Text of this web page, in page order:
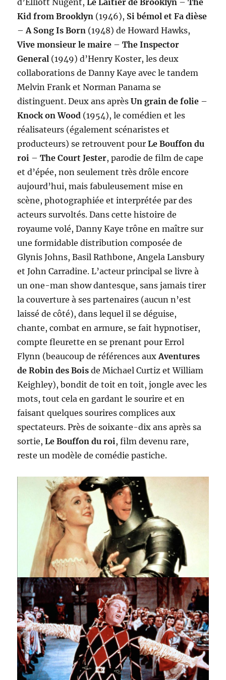
d’Elliott Nugent,Le Laitier de Brooklyn –The
Kid from Brooklyn (1946), Si bémol et Fa dièse
–A Song Is Born (1948) de Howard Hawks,
Vive monsieur le maire – The Inspector
General (1949) d’Henry Koster, les deux
collaborations de Danny Kaye avec le tandem
Melvin Frank et Norman Panama se
distinguent. Deux ans aprèsUn grain de folie –
Knock on Wood (1954), le comédien et les
réalisateurs (également scénaristes et
producteurs) se retrouvent pourLe Bouffon du
roi –The Court Jester, parodie de film de cape
et d’épée, non seulement très drôle encore
aujourd’hui, mais fabuleusement mise en
scène, photographiée et interprétée par des
acteurs survoltés. Dans cette histoire de
royaume volé, Danny Kaye trône en maître sur
une formidable distribution composée de
Glynis Johns, Basil Rathbone, Angela Lansbury
et John Carradine. L’acteur principal se livre à
un one-man show dantesque, sans jamais tirer
la couverture à ses partenaires (aucun n’est
laissé de côté), dans lequel il se déguise,
chante, combat en armure, se fait hypnotiser,
compte fleurette en se prenant pour Errol
Flynn (beaucoup de références auxAventures
de Robin des Bois de Michael Curtiz et William
Keighley), bondit de toit en toit, jongle avec les
mots, tout cela en gardant le sourire et en
faisant quelques sourires complices aux
spectateurs. Près de soixante-dix ans après sa
sortie,Le Bouffon du roi, film devenu rare,
reste un modèle de comédie pastiche.